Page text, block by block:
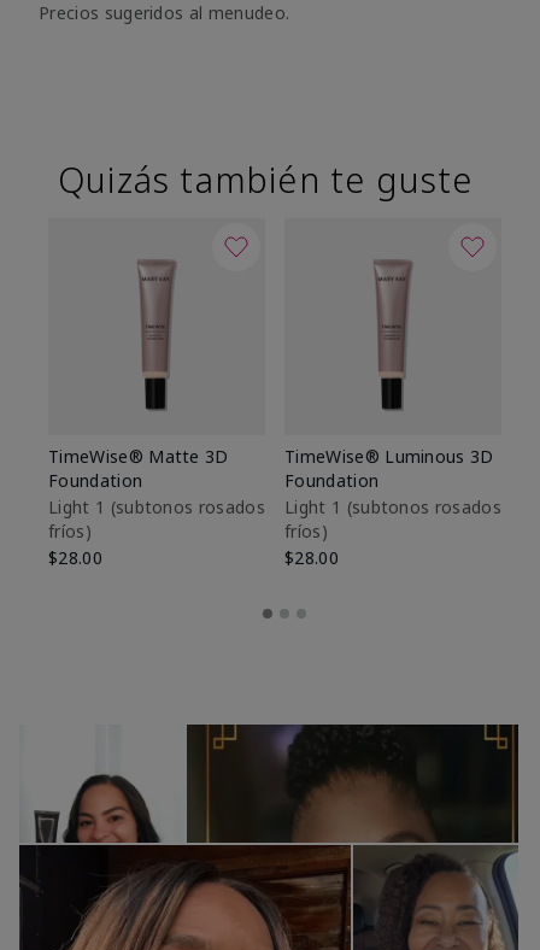
Precios sugeridos al menudeo.
Quizás también te guste
TimeWise® Matte 3D
Foundation
Light 1​ (subtonos rosados
fríos)
$28.00
TimeWise® Luminous 3D
Foundation
Light 1​ (subtonos rosados
fríos)
$28.00